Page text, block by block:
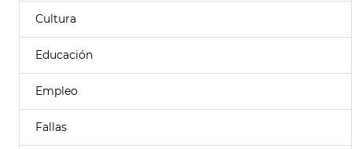
Cultura
Educación
Empleo
Fallas